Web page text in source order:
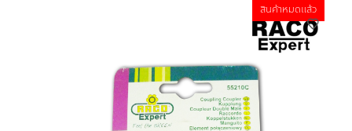
สินค้าหมดแล้ว